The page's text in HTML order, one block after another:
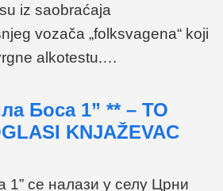
iz saobraćaja
vozača „folksvagena“ koji
alkotestu.…
Боса 1” ** – ТО
KNJAŽEVAC
1” се налази у селу Црни